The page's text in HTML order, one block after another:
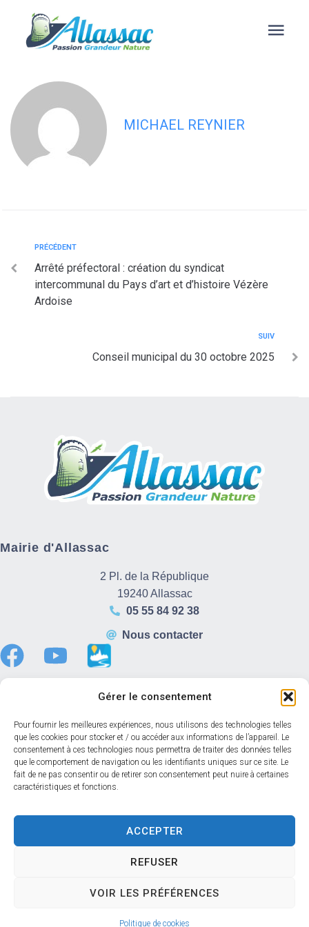
Gérer le consentement
Pour fournir les meilleures expériences, nous utilisons des technologies telles
que les cookies pour stocker et / ou accéder aux informations de l’appareil. Le
consentement à ces technologies nous permettra de traiter des données telles
que le comportement de navigation ou les identifiants uniques sur ce site. Le
fait de ne pas consentir ou de retirer son consentement peut nuire à certaines
caractéristiques et fonctions.
ACCEPTER
REFUSER
VOIR LES PRÉFÉRENCES
Politique de cookies
principal
Conseil municipal du 10 octobre 2025
MICHAEL REYNIER
PRÉCÉDENT
Arrêté préfectoral : création du syndicat
intercommunal du Pays d’art et d’histoire Vézère
Ardoise
SUIV
Conseil municipal du 30 octobre 2025
Mairie d'Allassac
2 Pl. de la République
19240 Allassac
05 55 84 92 38
Nous contacter
Du lundi au vendredi :
8h30 – 12h00
13h30 – 17h30
AccessibilitéMentions légalesConfidentialité
© 2024 Propulsé par Utopia